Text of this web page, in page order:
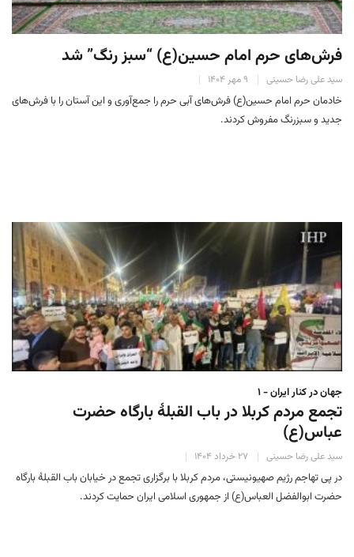
فرش‌های حرم امام حسین(ع) “سبز رنگ” شد
سید علی رضا حسینی ۹ مهر ۱۴۰۴
خادمان حرم امام حسین(ع) فرش‌های آبی حرم را جمع‌آوری و این آستان را با فرش‌های
جدید و سبزرنگ مفروش کردند.
جهان در کنار ایران - ۱
تجمع مردم کربلا در باب القبلهٔ بارگاه حضرت
عباس(ع)
سید علی رضا حسینی ۲۷ خرداد ۱۴۰۴
در پی تهاجم رژیم صهیونیستی، مردم کربلا با برگزاری تجمع در خیابان باب القبلهٔ بارگاه
حضرت ابوالفضل العباس(ع) از جمهوری اسلامی ایران حمایت کردند.